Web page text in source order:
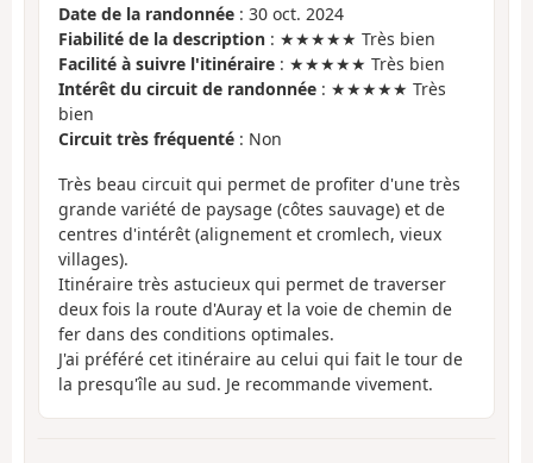
Date de la randonnée : 30 oct. 2024
Fiabilité de la description : ★★★★★ Très bien
Facilité à suivre l'itinéraire : ★★★★★ Très bien
Intérêt du circuit de randonnée : ★★★★★ Très
bien
Circuit très fréquenté : Non
Très beau circuit qui permet de profiter d'une très
grande variété de paysage (côtes sauvage) et de
centres d'intérêt (alignement et cromlech, vieux
villages).
Itinéraire très astucieux qui permet de traverser
deux fois la route d'Auray et la voie de chemin de
fer dans des conditions optimales.
J'ai préféré cet itinéraire au celui qui fait le tour de
la presqu'île au sud. Je recommande vivement.